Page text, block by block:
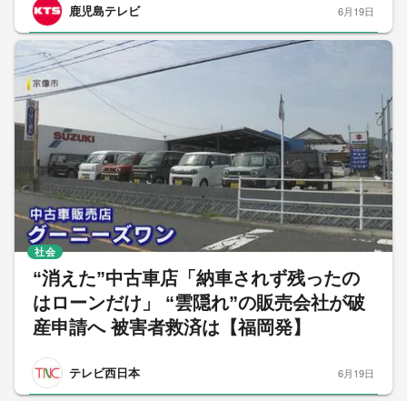
鹿児島テレビ 6月19日
“消えた”中古車店「納車されず残ったの
はローンだけ」 “雲隠れ”の販売会社が破
産申請へ 被害者救済は【福岡発】
テレビ西日本
社会
6月19日